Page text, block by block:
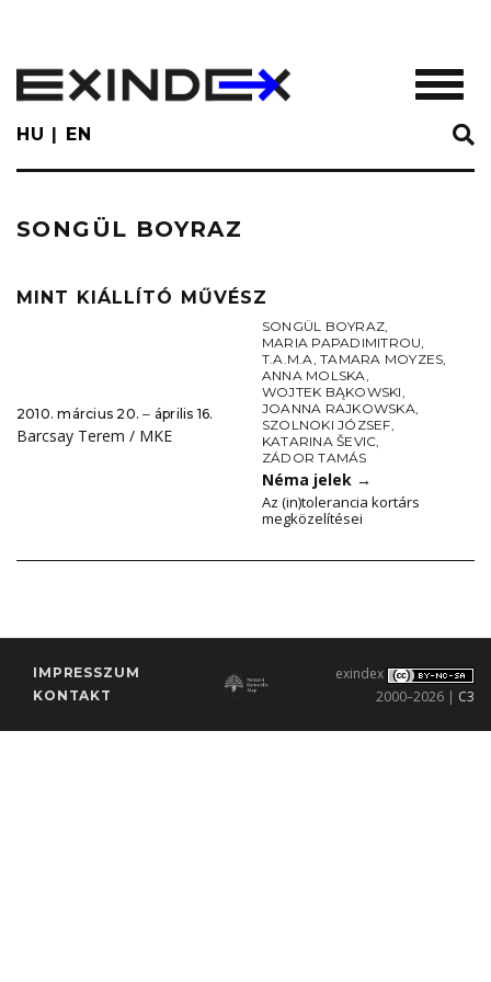
main
content
HU EN
SONGÜL BOYRAZ
MINT KIÁLLÍTÓ MŰVÉSZ
2010. március 20. ‒ április 16.
Barcsay Terem / MKE
SONGÜL BOYRAZ,
MARIA PAPADIMITROU,
T.A.M.A,TAMARA MOYZES,
ANNA MOLSKA,
WOJTEK BĄKOWSKI,
JOANNA RAJKOWSKA,
SZOLNOKI JÓZSEF,
KATARINA ŠEVIC,
ZÁDOR TAMÁS
Néma jelek →
Az (in)tolerancia kortárs
megközelítései
IMPRESSZUM
KONTAKT
exindex
2000–2026 | C3